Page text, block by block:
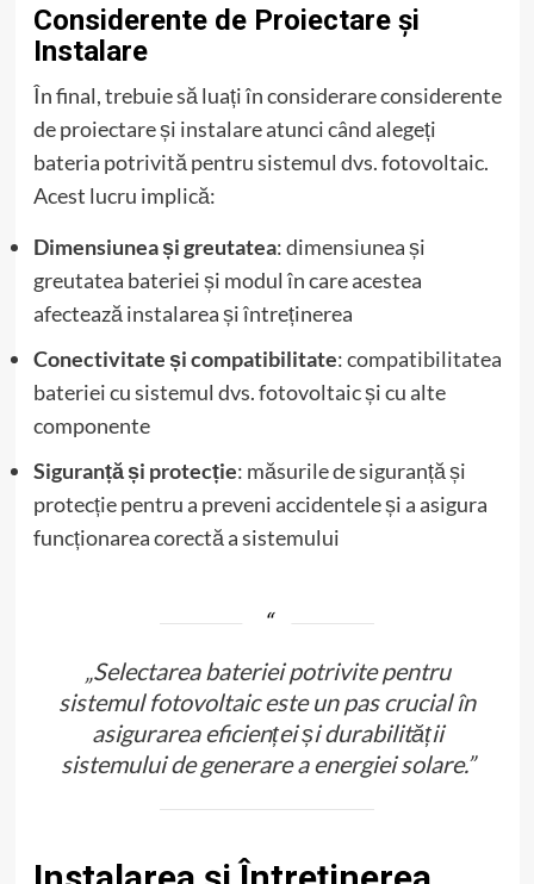
Considerente de Proiectare și
Instalare
În final, trebuie să luați în considerare considerente
de proiectare și instalare atunci când alegeți
bateria potrivită pentru sistemul dvs. fotovoltaic.
Acest lucru implică:
Dimensiunea și greutatea: dimensiunea și
greutatea bateriei și modul în care acestea
afectează instalarea și întreținerea
Conectivitate și compatibilitate: compatibilitatea
bateriei cu sistemul dvs. fotovoltaic și cu alte
componente
Siguranță și protecție: măsurile de siguranță și
protecție pentru a preveni accidentele și a asigura
funcționarea corectă a sistemului
„Selectarea bateriei potrivite pentru
sistemul fotovoltaic este un pas crucial în
asigurarea eficienței și durabilității
sistemului de generare a energiei solare.”